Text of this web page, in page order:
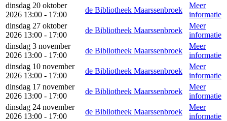
dinsdag 20 oktober
2026 13:00 - 17:00
de Bibliotheek Maarssenbroek
Meer
informatie
dinsdag 27 oktober
2026 13:00 - 17:00
de Bibliotheek Maarssenbroek
Meer
informatie
dinsdag 3 november
2026 13:00 - 17:00
de Bibliotheek Maarssenbroek
Meer
informatie
dinsdag 10 november
2026 13:00 - 17:00
de Bibliotheek Maarssenbroek
Meer
informatie
dinsdag 17 november
2026 13:00 - 17:00
de Bibliotheek Maarssenbroek
Meer
informatie
dinsdag 24 november
2026 13:00 - 17:00
de Bibliotheek Maarssenbroek
Meer
informatie